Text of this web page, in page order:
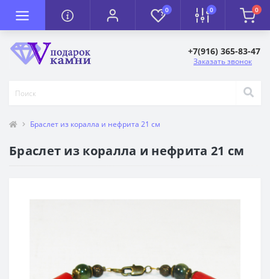
0 0 0
+7(916) 365-83-47
Заказать звонок
Браслет из коралла и нефрита 21 см
Браслет из коралла и нефрита 21 см